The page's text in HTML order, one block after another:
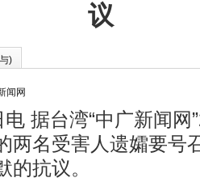
议
)
闻网
据台湾“中广新闻网
两名受害人遗孀要号
的抗议。